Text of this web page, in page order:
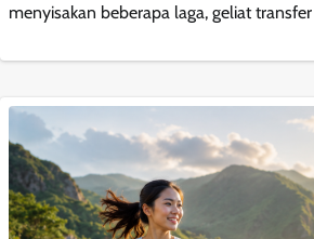
menyisakan beberapa laga, geliat